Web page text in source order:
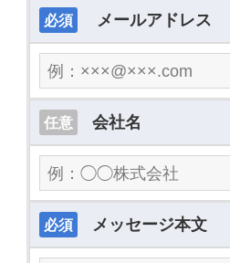
必須 メールアドレス
任意 会社名
必須 メッセージ本文